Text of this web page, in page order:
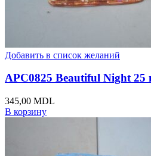
Добавить в список желаний
APC0825 Beautiful Night 25
345,00 MDL
В корзину